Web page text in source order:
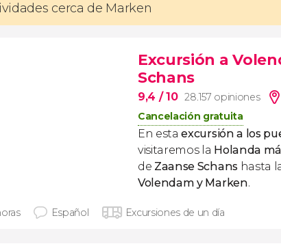
cerca de Marken
Excursión a
Schans
9,4 / 10 28.157 opiniones
Cancelación gratuita
En estaexcursión a los
visitaremos la Holanda
de Zaanse Schans hasta
Volendam y Marken.
Español Excursiones de un día